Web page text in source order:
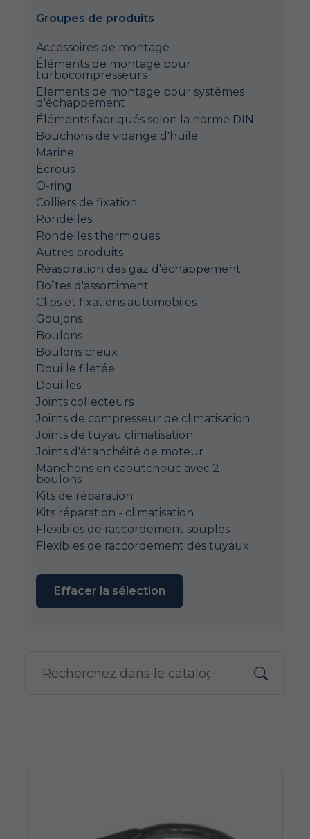
Groupes de produits
Accessoires de montage
Éléments de montage pour
turbocompresseurs
Eléments de montage pour systèmes
d'échappement
Éléments fabriqués selon la norme DIN
Bouchons de vidange d'huile
Marine
Écrous
O-ring
Colliers de fixation
Rondelles
Rondelles thermiques
Autres produits
Réaspiration des gaz d'échappement
Boîtes d'assortiment
Clips et fixations automobiles
Goujons
Boulons
Boulons creux
Douille filetée
Douilles
Joints collecteurs
Joints de compresseur de climatisation
Joints de tuyau climatisation
Joints d'étanchéité de moteur
Manchons en caoutchouc avec 2
boulons
Kits de réparation
Kits réparation - climatisation
Flexibles de raccordement souples
Flexibles de raccordement des tuyaux
Effacer la sélection